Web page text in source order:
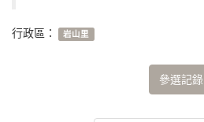
行政區： 岩山里
參選記錄